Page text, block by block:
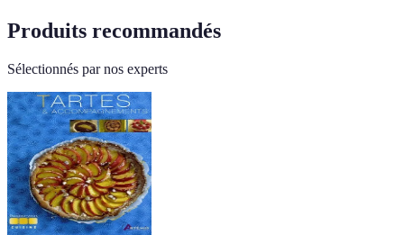
Produits recommandés
Sélectionnés par nos experts